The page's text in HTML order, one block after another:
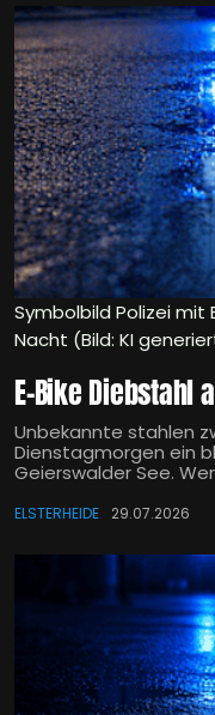
Symbolbild Polizei
Nacht (Bild: KI
E-Bike Diebstahl
Unbekannte stahlen
Dienstagmorgen ein
Geierswalder See.
ELSTERHEIDE 29.07.2026